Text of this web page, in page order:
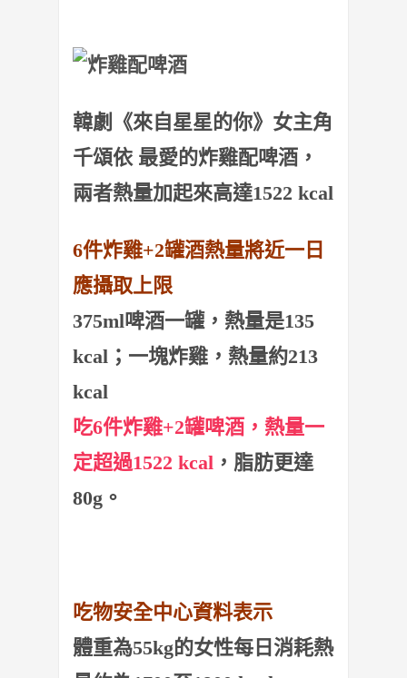
韓劇《來自星星的你》女主角
千頌依 最愛的炸雞配啤酒，
兩者熱量加起來高達1522 kcal
6件炸雞+2罐酒熱量將近一日
應攝取上限
375ml啤酒一罐，熱量是135
kcal；一塊炸雞，熱量約213
kcal
吃6件炸雞+2罐啤酒，熱量一
定超過1522 kcal ，脂肪更達
80g。
吃物安全中心資料表示
體重為55kg的女性每日消耗熱